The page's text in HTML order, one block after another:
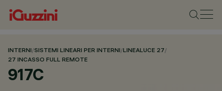
INTERNI/SISTEMI LINEARI PER INTERNI/LINEALUCE 27/
27 INCASSO FULL REMOTE
917C